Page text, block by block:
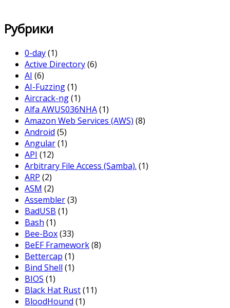
Рубрики
0-day(1)
Active Directory(6)
AI (6)
AI-Fuzzing(1)
Aircrack-ng(1)
Alfa AWUS036NHA(1)
Amazon Web Services (AWS) (8)
Android (5)
Angular(1)
API (12)
Arbitrary File Access (Samba). (1)
ARP (2)
ASM (2)
Assembler(3)
BadUSB (1)
Bash (1)
Bee-Box(33)
BeEF Framework(8)
Bettercap (1)
Bind Shell (1)
BIOS (1)
Black Hat Rust(11)
BloodHound (1)